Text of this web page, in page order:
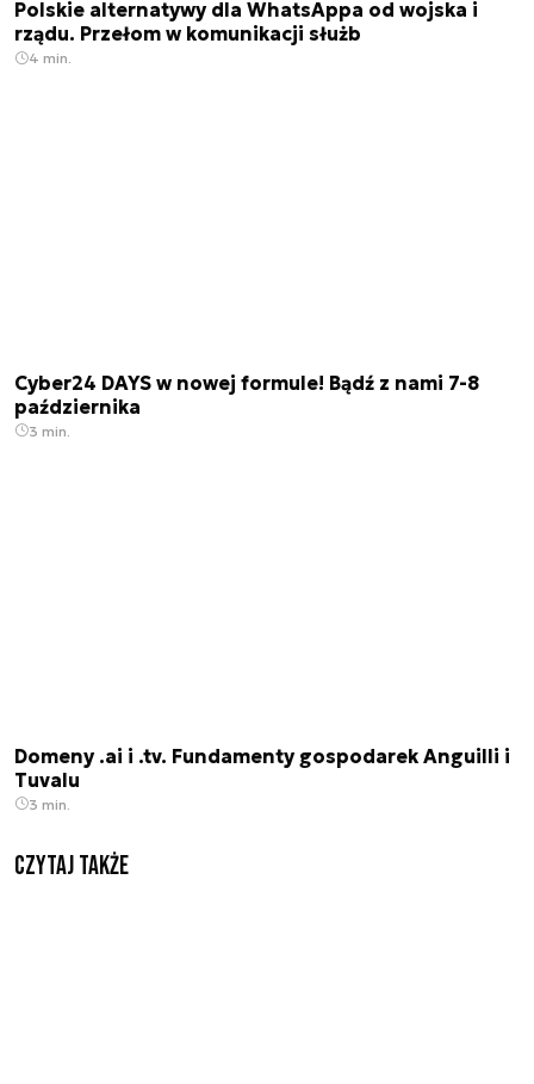
Polskie alternatywy dla WhatsAppa od wojska i
rządu. Przełom w komunikacji służb
4 min.
Cyber24 DAYS w nowej formule! Bądź z nami 7-8
października
3 min.
Domeny .ai i .tv. Fundamenty gospodarek Anguilli i
Tuvalu
3 min.
Czytaj także